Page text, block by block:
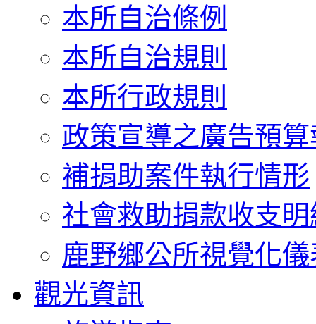
本所自治條例
本所自治規則
本所行政規則
政策宣導之廣告預
補捐助案件執行情形
社會救助捐款收支明
鹿野鄉公所視覺化
觀光資訊